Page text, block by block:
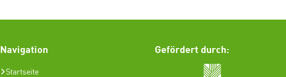
Navigation
Startseite
Gefördert durch: